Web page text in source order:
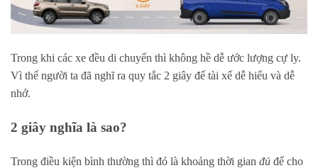
Trong khi các xe đều di chuyển thì không hề dễ ước lượng cự ly.
Vì thế người ta đã nghĩ ra quy tắc 2 giây để tài xế dễ hiểu và dễ
nhớ.
2 giây nghĩa là sao?
Trong điều kiện bình thường thì đó là khoảng thời gian đủ để cho